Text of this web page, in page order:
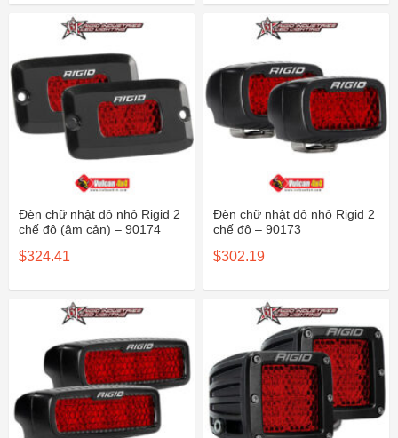
Đèn chữ nhật đỏ nhỏ Rigid 2
chế độ (âm cản) – 90174
$324.41
Đèn chữ nhật đỏ nhỏ Rigid 2
chế độ – 90173
$302.19